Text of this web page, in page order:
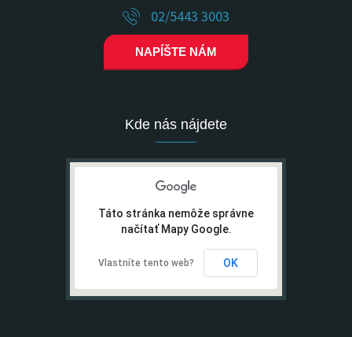
02/5443 3003
NAPÍŠTE NÁM
Kde nás nájdete
Táto stránka nemôže správne
načítať Mapy Google.
Vlastníte tento web? OK